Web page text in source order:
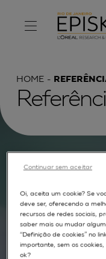
HOME
AUTORES
Oi, aceita um cookie? Se
deve ser, oferecendo a
recursos de redes sociais,
saber mais ou mudar
“Definição de cookies” no
importante, sem os
ok?
Continuar sem aceitar